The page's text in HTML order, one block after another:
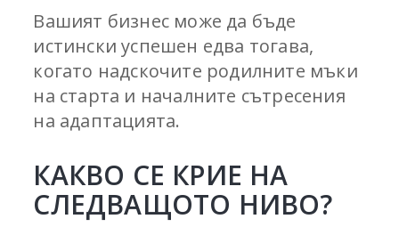
Вашият бизнес може да бъде
истински успешен едва тогава,
когато надскочите родилните мъки
на старта и началните сътресения
на адаптацията.
КАКВО СЕ КРИЕ НА
СЛЕДВАЩОТО НИВО?